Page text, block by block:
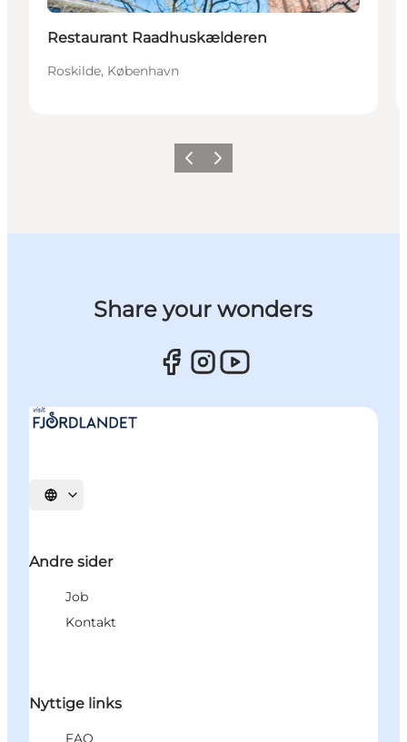
Restaurant Raadhuskælderen
Roskilde, København
Forrige billede
Næste billede
Share your wonders
Vælg sprog
Andre sider
Job
Kontakt
Nyttige links
FAQ